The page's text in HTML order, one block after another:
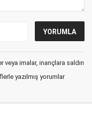
imalar, inançlara saldırı
yazılmış yorumlar